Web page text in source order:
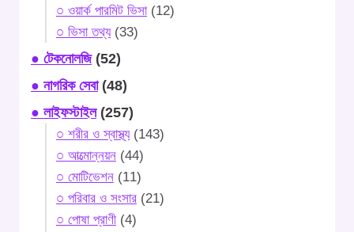
○ ওয়ার্ক পারমিট ভিসা(12)
○ ভিসা তথ্য(33)
● টেকনোলজি(52)
● নাগরিক সেবা(48)
● লাইফস্টাইল(257)
○ শরীর ও স্বাস্থ্য(143)
○ আত্মোন্নয়ন (44)
○ মোটিভেশন (11)
○ পরিবার ও সংসার (21)
○ পোষা প্রাণী (4)